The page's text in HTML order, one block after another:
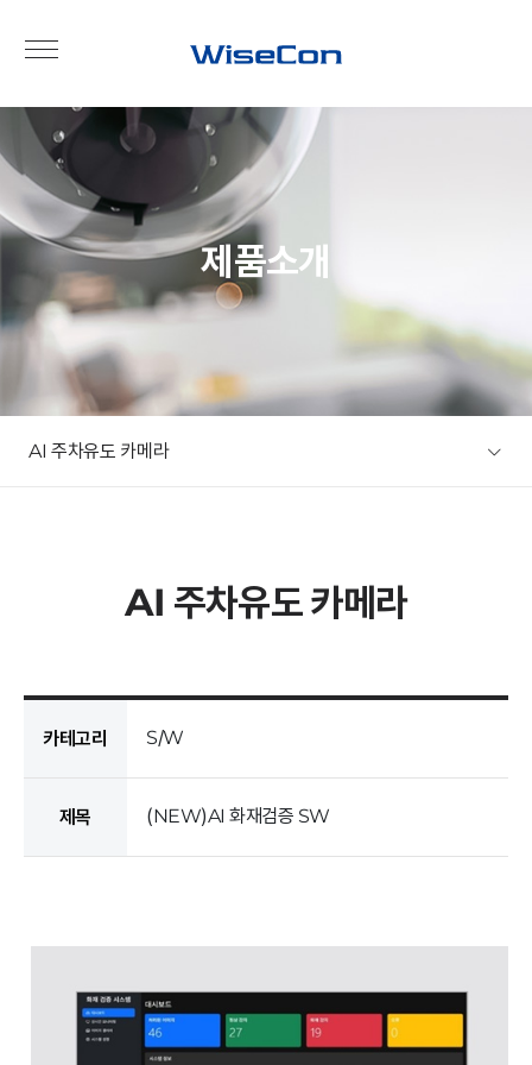
제품소개
AI 주차유도 카메라
AI 주차유도 카메라
카테고리 S/W
제목 (NEW)AI 화재검증 SW